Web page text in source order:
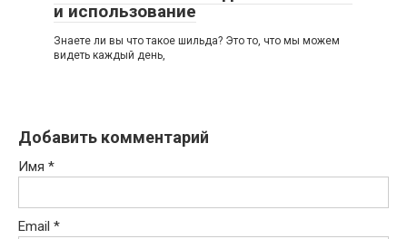
и использование
Знаете ли вы что такое шильда? Это то, что мы можем
видеть каждый день,
Добавить комментарий
Имя *
Email *